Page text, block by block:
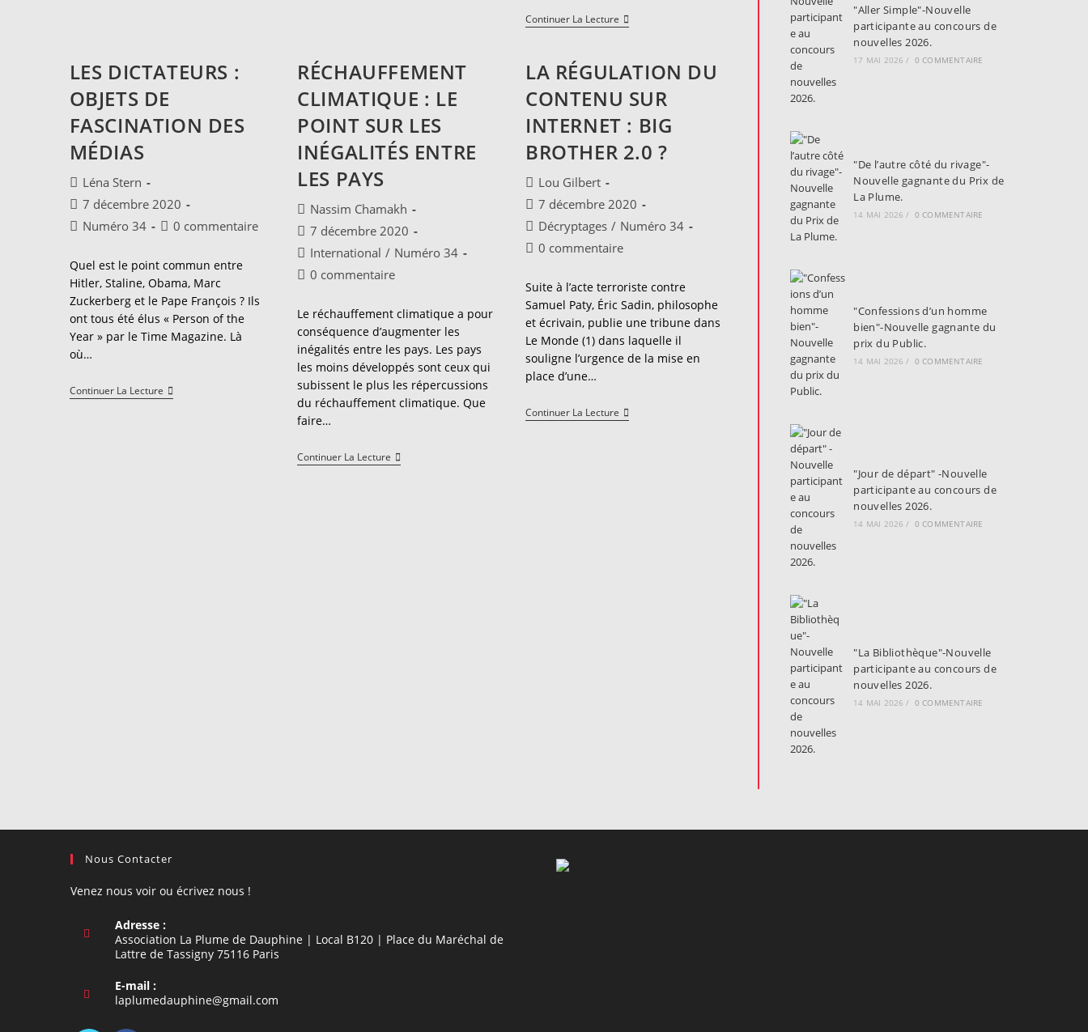
Et
Erdogan
?
Continuer La Lecture Avocats
Du
La
Défense
De
L’indéfendable
Pose-
T-
Elle
Un
?
LES DICTATEURS :
OBJETS DE
FASCINATION DES
MÉDIAS
Auteur/autrice
de
publication :
Léna Stern
Publication
publiée :
7 décembre 2020
PostNuméro 34
Commentaires
publication :
0 commentaire
Quel est le point commun entre
Hitler, Staline, Obama, Marc
Zuckerberg et le Pape François ? Ils
ont tous été élus « Person of the
Year » par le Time Magazine. Là
où…
Continuer La LectureLes
Dictateurs
RÉCHAUFFEMENT
CLIMATIQUE : LE
POINT SUR LES
INÉGALITÉS ENTRE
LES PAYS
Auteur/autrice
de
publication :
Nassim Chamakh
Publication
publiée :
7 décembre 2020
Post
category:
International / Numéro 34
Commentaires
la
publication :
0 commentaire
Le réchauffement climatique a pour
conséquence d’augmenter les
inégalités entre les pays. Les pays
les moins développés sont ceux qui
subissent le plus les répercussions
du réchauffement climatique. Que
faire…
Continuer La Lecture Réchauffement
Climatique
LA RÉGULATION DU
CONTENU SUR
INTERNET : BIG
BROTHER 2.0 ?
Auteur/autrice
de
publication :
Lou Gilbert
Publication
publiée :
7 décembre 2020
Post
category:
Décryptages / Numéro 34
Commentaires
la
publication :
0 commentaire
Suite à l’acte terroriste contre
Samuel Paty, Éric Sadin, philosophe
et écrivain, publie une tribune dans
Le Monde (1) dans laquelle il
souligne l’urgence de la mise en
place d’une…
Continuer La Lecture La
Régulation
"Aller Simple"-Nouvelle
participante au concours de
nouvelles 2026.
17 MAI 2026 / 0 COMMENTAIRE
"De l’autre côté du rivage"-
Nouvelle gagnante du Prix de
La Plume.
14 MAI 2026 / 0 COMMENTAIRE
"Confessions d’un homme
bien"-Nouvelle gagnante du
prix du Public.
14 MAI 2026 / 0 COMMENTAIRE
"Jour de départ" -Nouvelle
participante au concours de
nouvelles 2026.
14 MAI 2026 / 0 COMMENTAIRE
"La Bibliothèque"-Nouvelle
participante au concours de
nouvelles 2026.
14 MAI 2026 / 0 COMMENTAIRE
Nous Contacter
Venez nous voir ou écrivez nous !
Adresse :
Association La Plume de Dauphine | Local B120 | Place du Maréchal de
Lattre de Tassigny 75116 Paris
E-mail :
laplumedauphine@gmail.com